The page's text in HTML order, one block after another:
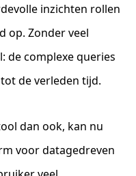
inzichten rollen
op. Zonder veel
de complexe queries
de verleden tijd.
dan ook, kan nu
voor datagedreven